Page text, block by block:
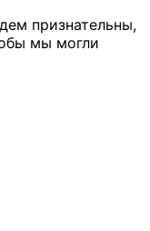
признательны,
мы могли